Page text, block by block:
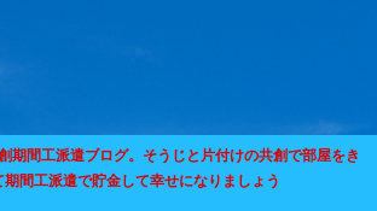
期間工派遣ブログ。そうじと片付けの共創で部屋をき
期間工派遣で貯金して幸せになりましょう